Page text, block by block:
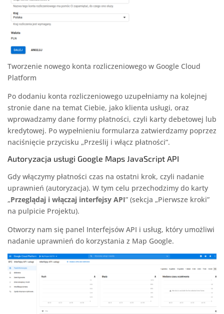
Tworzenie nowego konta rozliczeniowego w Google Cloud
Platform
Po dodaniu konta rozliczeniowego uzupełniamy na kolejnej
stronie dane na temat Ciebie, jako klienta usługi, oraz
wprowadzamy dane formy płatności, czyli karty debetowej lub
kredytowej. Po wypełnieniu formularza zatwierdzamy poprzez
naciśnięcie przycisku „Prześlij i włącz płatności”.
Autoryzacja usługi Google Maps JavaScript API
Gdy włączymy płatności czas na ostatni krok, czyli nadanie
uprawnień (autoryzacja). W tym celu przechodzimy do karty
„Przeglądaj i włączaj interfejsy API” (sekcja „Pierwsze kroki”
na pulpicie Projektu).
Otworzy nam się panel Interfejsów API i usług, który umożliwi
nadanie uprawnień do korzystania z Map Google.